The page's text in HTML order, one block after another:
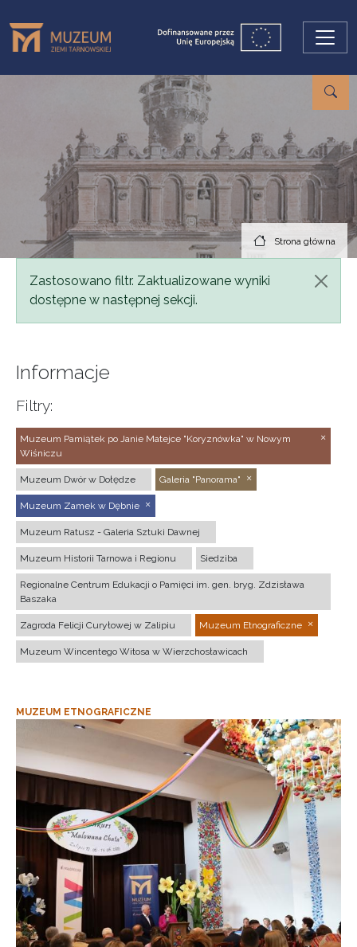
Strona główna
Komunikat
Zastosowano filtr. Zaktualizowane wyniki
dostępne w następnej sekcji.
Informacje
Filtry:
Muzeum Pamiątek po Janie Matejce "Koryznówka" w Nowym
Wiśniczu
Muzeum Dwór w Dołędze Galeria "Panorama"
Muzeum Zamek w Dębnie
Muzeum Ratusz - Galeria Sztuki Dawnej
Muzeum Historii Tarnowa i Regionu Siedziba
Regionalne Centrum Edukacji o Pamięci im. gen. bryg. Zdzisława
Baszaka
Zagroda Felicji Curyłowej w Zalipiu Muzeum Etnograficzne
Muzeum Wincentego Witosa w Wierzchosławicach
MUZEUM ETNOGRAFICZNE